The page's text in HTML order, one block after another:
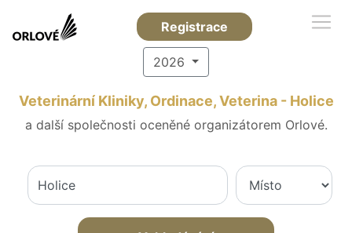
Registrace
2026
Veterinární Kliniky, Ordinace, Veterina - Holice
a další společnosti oceněné organizátorem Orlové.